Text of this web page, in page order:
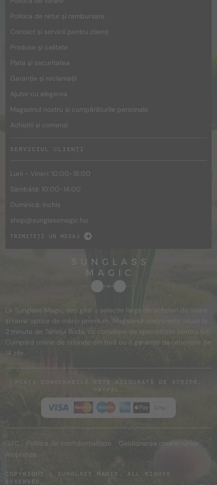
Politica de retur și rambursare
Contact și servicii pentru clienți
Produse și calitate
Plata și securitatea
Garanție și reclamații
Ajutor cu alegerea
Magazinul nostru și cumpărăturile personale
Achiziții și comenzi
SERVICIUL CLIENȚI
Luni - Vineri: 10:00-18:00
Sâmbătă: 10:00-14:00
Duminică: închis
shop@sunglassmagic.hu
TRIMITEȚI UN MESAJ
La Sunglass Magic, veți găsi o selecție largă de ochelari de soare
și rame optice de mărci premium. Magazinul nostru este situat la
2 minute de Tunelul Buda, cu consiliere de specialitate pentru toți.
Cumpără online de oriunde din țară cu o garanție de returnare de
14 zile.
PLATA CONVENABILĂ ESTE ASIGURATĂ DE STRIPE,
PAYPAL.
GTC Politica de confidențialitate
Gestionarea cookie-urilor
Amprenta
COPYRIGHT © SUNGLASS MAGIC. ALL RIGHTS
RESERVED.